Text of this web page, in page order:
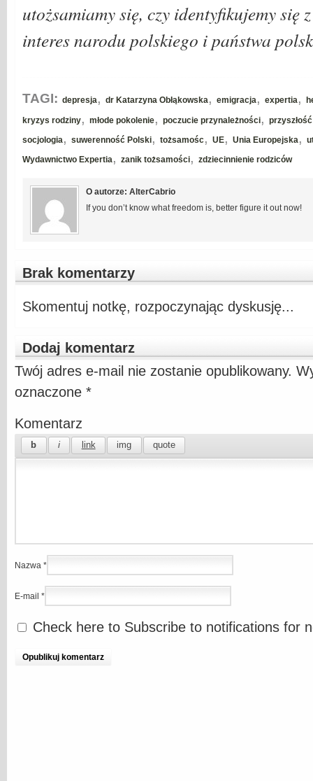
utożsamiamy się, czy identyfikujemy się
interes narodu polskiego i państwa
TAGI: depresja , dr Katarzyna Obłąkowska , emigracja , expertia ,
kryzys rodziny, młode pokolenie, poczucie przynależności,
socjologia , suwerenność Polski, tożsamośc, UE, Unia Europejska ,
Wydawnictwo Expertia , zanik tożsamości, zdziecinnienie rodziców
O autorze: AlterCabrio
If you don’t know what freedom is, better figure it out now!
Brak komentarzy
Skomentuj notkę, rozpoczynając dyskusję...
Dodaj komentarz
Twój adres e-mail nie zostanie opublikowany.
oznaczone *
Komentarz
Nazwa *
E-mail *
Check here to Subscribe to notifications for